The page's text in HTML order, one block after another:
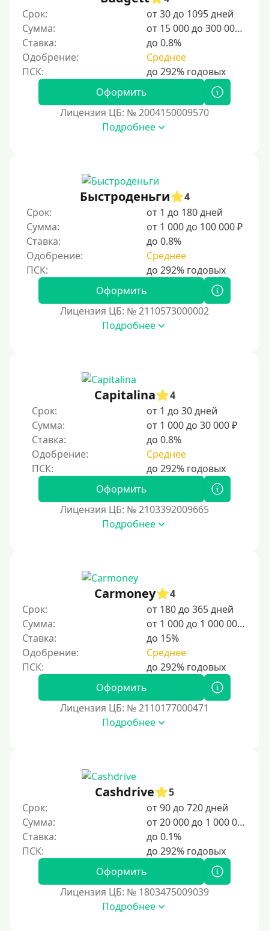
Срок:
от 30 до 1095 дней
Сумма:
от 15 000 до 300 000 ₽
Ставка:
до 0.8%
Одобрение:
Среднее
Оформить
Лицензия ЦБ: № 2004150009570
Подробнее
Быстроденьги
4
Срок:
от 1 до 180 дней
Сумма:
от 1 000 до 100 000 ₽
Ставка:
до 0.8%
Одобрение:
Среднее
Оформить
Лицензия ЦБ: № 2110573000002
Подробнее
Capitalina
4
Срок:
от 1 до 30 дней
Сумма:
от 1 000 до 30 000 ₽
Ставка:
до 0.8%
Одобрение:
Среднее
Оформить
Лицензия ЦБ: № 2103392009665
Подробнее
Carmoney
4
Срок:
от 180 до 365 дней
Сумма:
от 1 000 до 1 000 000 ₽
Ставка:
до 15%
Одобрение:
Среднее
Оформить
Лицензия ЦБ: № 2110177000471
Подробнее
Cashdrive
5
Срок:
от 90 до 720 дней
Сумма:
от 20 000 до 1 000 000 ₽
Ставка:
до 0.1%
Оформить
Лицензия ЦБ: № 1803475009039
Подробнее